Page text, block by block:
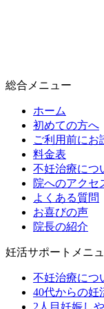
総合メニュー
ホーム
初めての方へ
ご利用前にお
料金表
不妊治療につ
院へのアクセ
よくある質問
お喜びの声
院長の紹介
妊活サポートメニ
不妊治療につ
40代からの妊